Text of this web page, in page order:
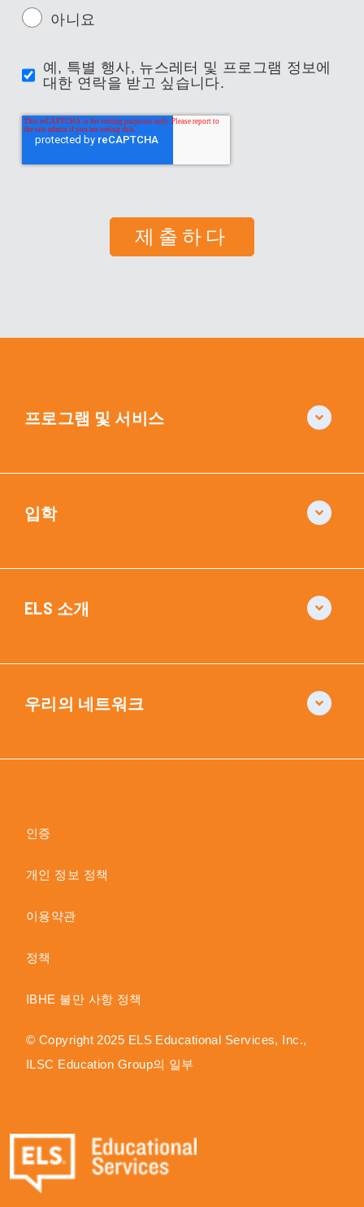
아니요
예, 특별 행사, 뉴스레터 및 프로그램 정보에
대한 연락을 받고 싶습니다.
프로그램 및 서비스
입학
ELS 소개
우리의 네트워크
인증
개인 정보 정책
이용약관
정책
IBHE 불만 사항 정책
© Copyright 2025 ELS Educational Services, Inc.,
ILSC Education Group의 일부